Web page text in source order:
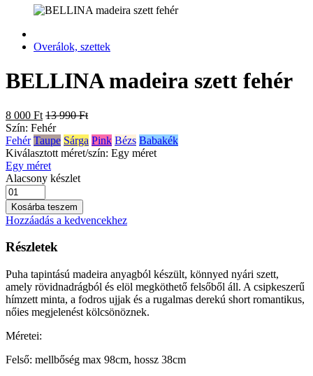
Overálok, szettek
BELLINA madeira szett fehér
8 000 Ft 13 990 Ft
Szín: Fehér
Fehér Taupe Sárga Pink Bézs Babakék
Kiválasztott méret/szín: Egy méret
Egy méret
Alacsony készlet
Kosárba teszem
Hozzáadás a kedvencekhez
Részletek
Puha tapintású madeira anyagból készült, könnyed nyári szett,
amely rövidnadrágból és elöl megköthető felsőből áll. A csipkeszerű
hímzett minta, a fodros ujjak és a rugalmas derekú short romantikus,
nőies megjelenést kölcsönöznek.
Méretei:
Felső: mellbőség max 98cm, hossz 38cm